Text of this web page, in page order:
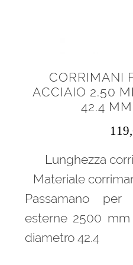
CORRIMANI
ACCIAIO 2.50
42.4
Lunghezza
Materiale
Passamano
esterne 2500 mm
diametro 42.4